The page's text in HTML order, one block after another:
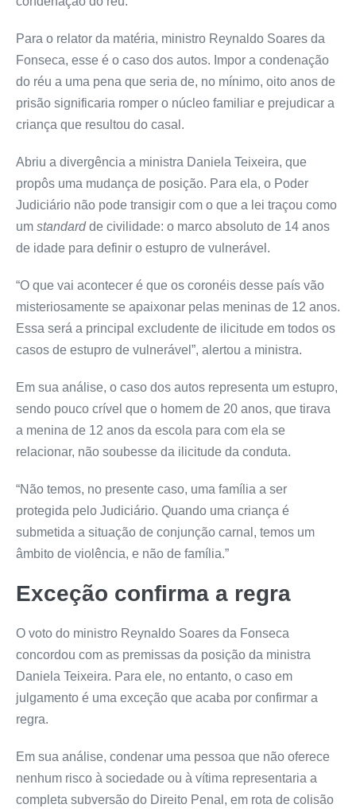
Para o relator da matéria, ministro Reynaldo Soares da
Fonseca, esse é o caso dos autos. Impor a condenação
do réu a uma pena que seria de, no mínimo, oito anos de
prisão significaria romper o núcleo familiar e prejudicar a
criança que resultou do casal.
Abriu a divergência a ministra Daniela Teixeira, que
propôs uma mudança de posição. Para ela, o Poder
Judiciário não pode transigir com o que a lei traçou como
um standardde civilidade: o marco absoluto de 14 anos
de idade para definir o estupro de vulnerável.
“O que vai acontecer é que os coronéis desse país vão
misteriosamente se apaixonar pelas meninas de 12 anos.
Essa será a principal excludente de ilicitude em todos os
casos de estupro de vulnerável”, alertou a ministra.
Em sua análise, o caso dos autos representa um estupro,
sendo pouco crível que o homem de 20 anos, que tirava
a menina de 12 anos da escola para com ela se
relacionar, não soubesse da ilicitude da conduta.
“Não temos, no presente caso, uma família a ser
protegida pelo Judiciário. Quando uma criança é
submetida a situação de conjunção carnal, temos um
âmbito de violência, e não de família.”
Exceção confirma a regra
O voto do ministro Reynaldo Soares da Fonseca
concordou com as premissas da posição da ministra
Daniela Teixeira. Para ele, no entanto, o caso em
julgamento é uma exceção que acaba por confirmar a
regra.
Em sua análise, condenar uma pessoa que não oferece
nenhum risco à sociedade ou à vítima representaria a
completa subversão do Direito Penal, em rota de colisão